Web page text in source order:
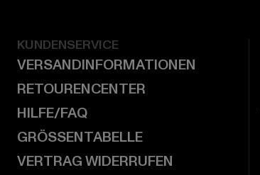
KUNDENSERVICE
VERSANDINFORMATIONEN
RETOURENCENTER
HILFE/FAQ
GRÖSSENTABELLE
VERTRAG WIDERRUFEN